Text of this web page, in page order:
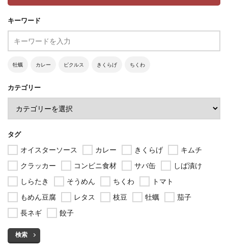
キーワード
牡蠣 カレー ピクルス きくらげ ちくわ
カテゴリー
タグ
オイスターソース カレー きくらげ
キムチ
クラッカー
コンビニ食材 サバ缶
しば漬け
しらたき
そうめん ちくわ
トマト
もめん豆腐
レタス 枝豆 牡蠣
茄子
長ネギ
餃子
検索